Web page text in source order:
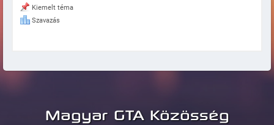
Kiemelt téma
Szavazás
Magyar GTA Közösség